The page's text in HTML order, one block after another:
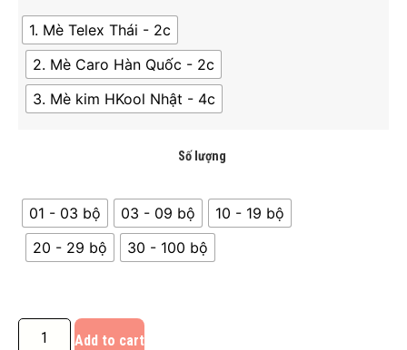
1. Mè Telex Thái - 2c
2. Mè Caro Hàn Quốc - 2c
3. Mè kim HKool Nhật - 4c
Số lượng
01 - 03 bộ 03 - 09 bộ
10 - 19 bộ
20 - 29 bộ
30 - 100 bộ
Add to cart